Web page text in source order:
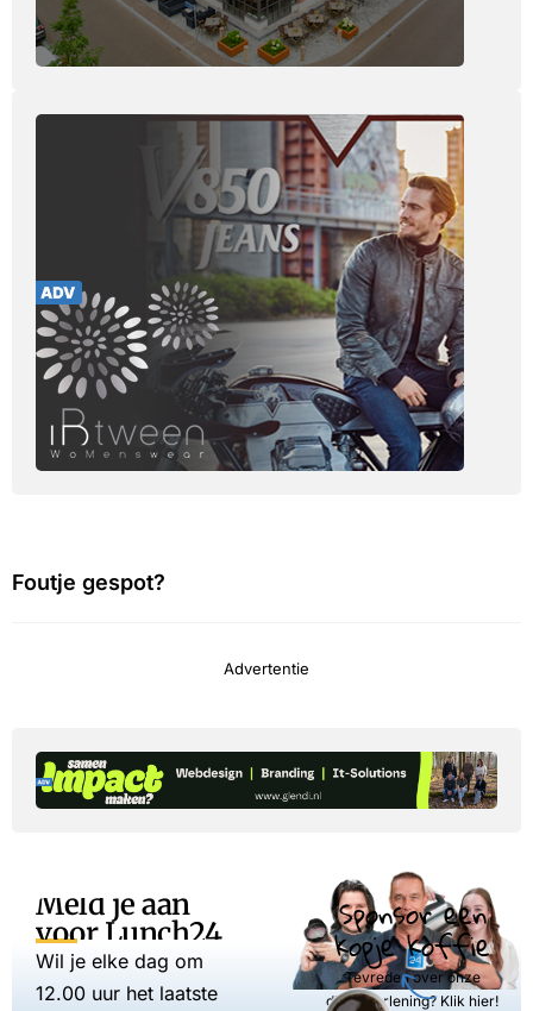
Foutje gespot?
Advertentie
Meld je aan
voor Lunch24
Wil je elke dag om
12.00 uur het laatste
Sponsor een
kopje koffie
Tevreden over onze
dienstverlening? Klik hier!